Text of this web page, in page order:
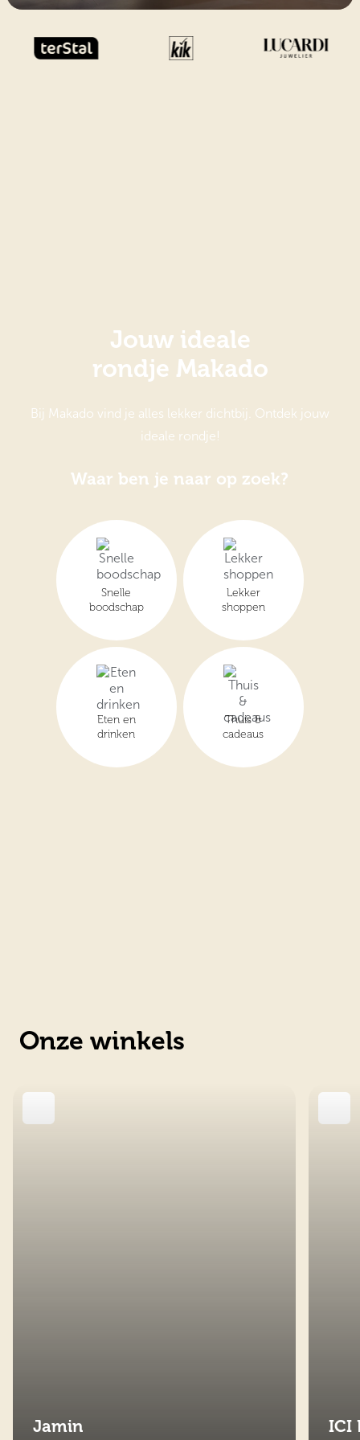
Jouw ideale
rondje Makado
Bij Makado vind je alles lekker dichtbij. Ontdek jouw
ideale rondje!
upgrade
Waar ben je naar op zoek?
Snelle
boodschap
Lekker
shoppen
Eten en
drinken
Thuis &
cadeaus
Onze winkels
Jamin ICI